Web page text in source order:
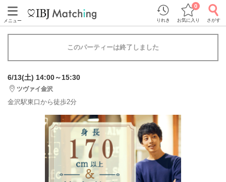
メニュー りれき お気に入り
0
さがす
このパーティーは終了しました
6/13(土) 14:00～15:30
ツヴァイ金沢
金沢駅東口から徒歩2分